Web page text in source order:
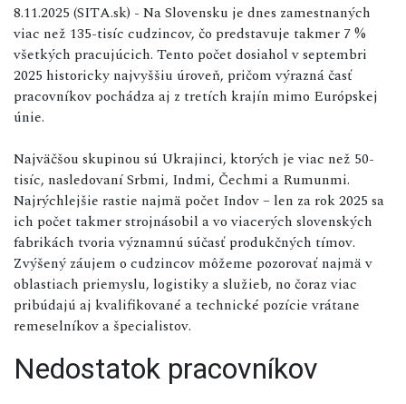
8.11.2025 (SITA.sk) - Na Slovensku je dnes zamestnaných
viac než 135-tisíc cudzincov, čo predstavuje takmer 7 %
všetkých pracujúcich. Tento počet dosiahol v septembri
2025 historicky najvyššiu úroveň, pričom výrazná časť
pracovníkov pochádza aj z tretích krajín mimo Európskej
únie.
Najväčšou skupinou sú Ukrajinci, ktorých je viac než 50-
tisíc, nasledovaní Srbmi, Indmi, Čechmi a Rumunmi.
Najrýchlejšie rastie najmä počet Indov – len za rok 2025 sa
ich počet takmer strojnásobil a vo viacerých slovenských
fabrikách tvoria významnú súčasť produkčných tímov.
Zvýšený záujem o cudzincov môžeme pozorovať najmä v
oblastiach priemyslu, logistiky a služieb, no čoraz viac
pribúdajú aj kvalifikované a technické pozície vrátane
remeselníkov a špecialistov.
Nedostatok pracovníkov